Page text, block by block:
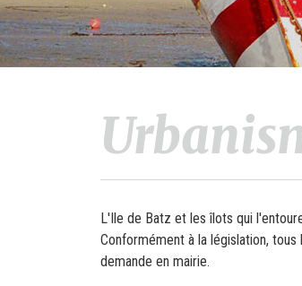
L'Ile de Batz et les îlots qui
Conformément à la législation, tous
demande en mairie.